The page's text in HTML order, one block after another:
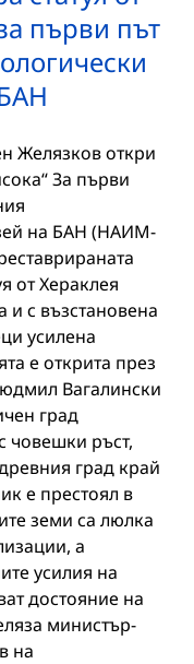
първи път
Желязков откри
За първи
на БАН (НАИМ-
от Хераклея
и с възстановена
усилена
е открита през
Вагалински
град
човешки ръст,
град край
е престоял в
земи са люлка
а
усилия на
достояние на
министър-
на